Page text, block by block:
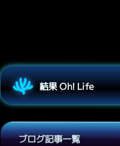
結果 Oh! Life
ブログ記事一覧